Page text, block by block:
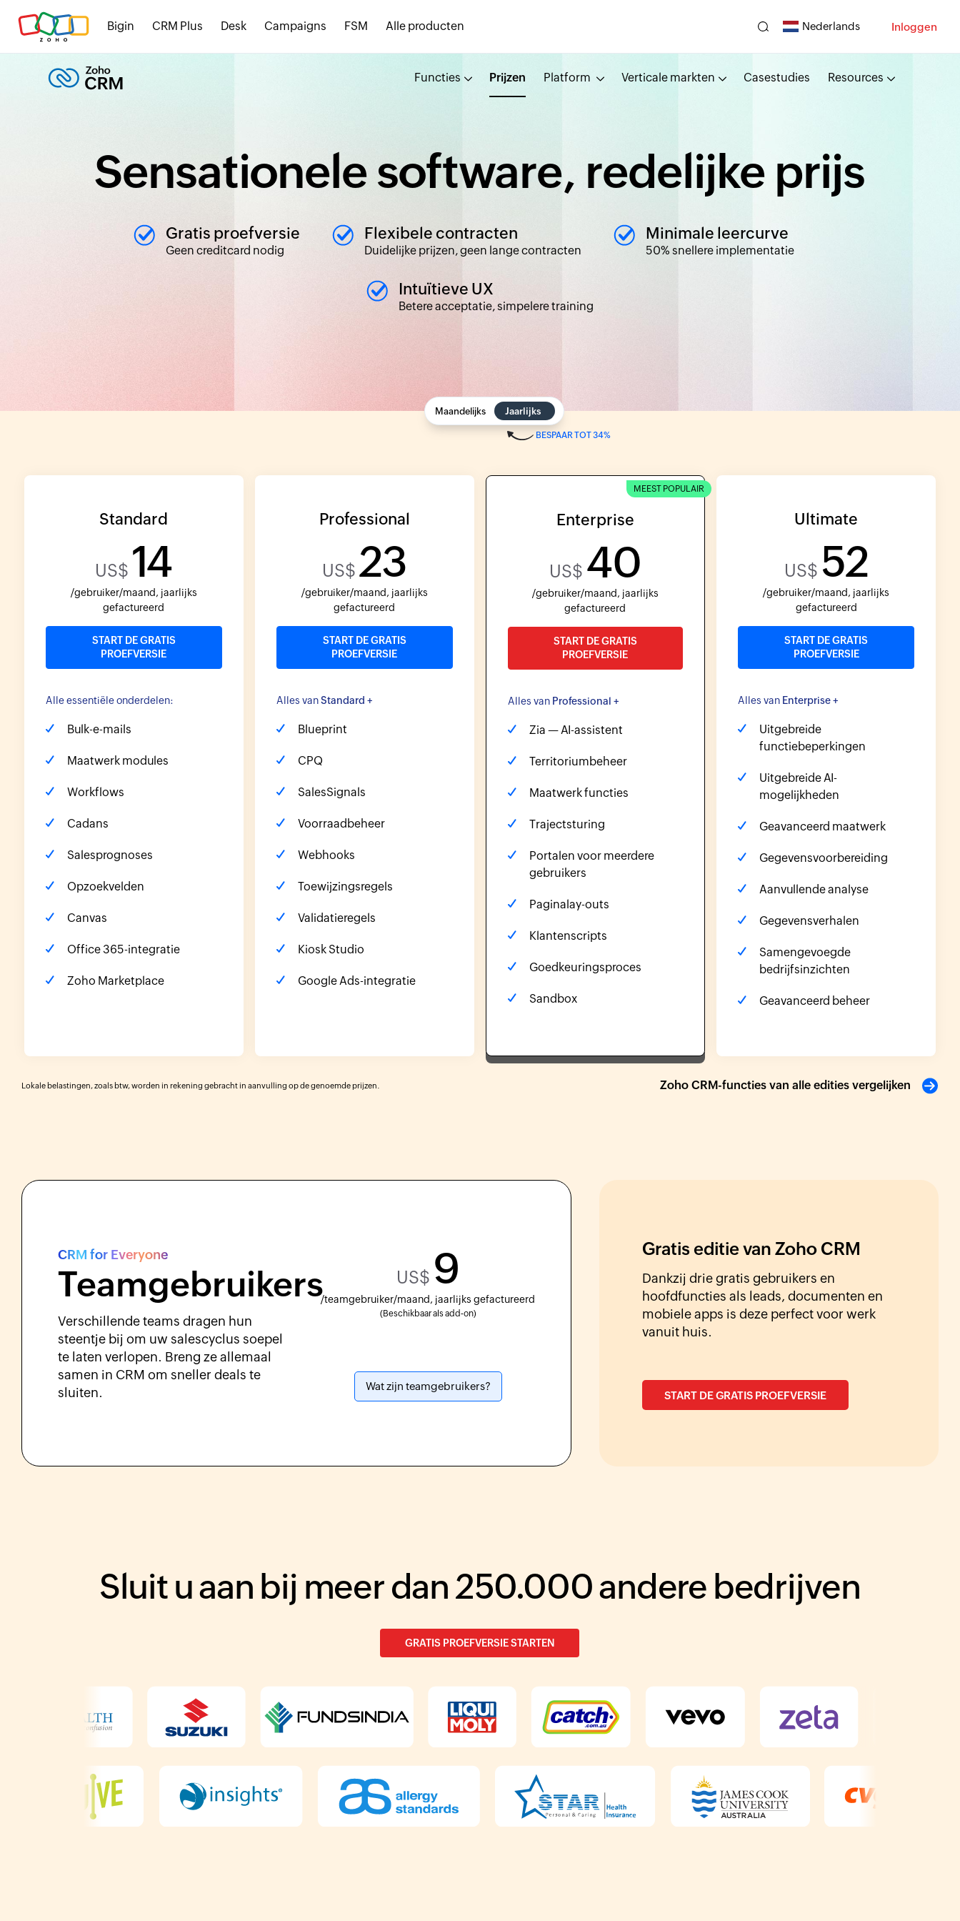
Bigin CRM Plus Desk Campaigns FSM Alle producten Nederlands Inloggen
Functies Prijzen Platform Verticale markten Casestudies Resources
Sensationele software, redelijke prijs
Gratis proefversie
Geen creditcard nodig
Flexibele contracten
Duidelijke prijzen, geen lange contracten
Minimale leercurve
50% snellere implementatie
Intuïtieve UX
Betere acceptatie, simpelere training
Maandelijks Jaarlijks
BESPAAR TOT 34%
Standard
US$ 14
/gebruiker/maand, jaarlijks
gefactureerd
START DE GRATIS
PROEFVERSIE
Alle essentiële onderdelen:
Bulk-e-mails
Maatwerk modules
Workflows
Cadans
Salesprognoses
Opzoekvelden
Canvas
Office 365-integratie
Zoho Marketplace
Professional
US$ 23
/gebruiker/maand, jaarlijks
gefactureerd
START DE GRATIS
PROEFVERSIE
Alles vanStandard +
Blueprint
CPQ
SalesSignals
Voorraadbeheer
Webhooks
Toewijzingsregels
Validatieregels
Kiosk Studio
Google Ads-integratie
MEEST POPULAIR
Enterprise
US$ 40
/gebruiker/maand, jaarlijks
gefactureerd
START DE GRATIS
PROEFVERSIE
Alles van Professional +
Zia — AI-assistent
Territoriumbeheer
Maatwerk functies
Trajectsturing
Portalen voor meerdere
gebruikers
Paginalay-outs
Klantenscripts
Goedkeuringsproces
Sandbox
Ultimate
US$ 52
/gebruiker/maand, jaarlijks
gefactureerd
START DE GRATIS
PROEFVERSIE
Alles van Enterprise +
Uitgebreide
functiebeperkingen
Uitgebreide AI-
mogelijkheden
Geavanceerd maatwerk
Gegevensvoorbereiding
Aanvullende analyse
Gegevensverhalen
Samengevoegde
bedrijfsinzichten
Geavanceerd beheer
Lokale belastingen, zoals btw, worden in rekening gebracht in aanvulling op de genoemde prijzen. Zoho CRM-functies van alle edities vergelijken
CRM for Everyone
Teamgebruikers
Verschillende teams dragen hun
steentje bij om uw salescyclus soepel
te laten verlopen. Breng ze allemaal
samen in CRM om sneller deals te
sluiten.
US$ 9
/teamgebruiker/maand, jaarlijks gefactureerd
(Beschikbaar als add-on)
Wat zijn teamgebruikers?
Gratis editie van Zoho CRM
Dankzij drie gratis gebruikers en
hoofdfuncties als leads, documenten en
mobiele apps is deze perfect voor werk
vanuit huis.
START DE GRATIS PROEFVERSIE
Sluit u aan bij meer dan 250.000 andere bedrijven
GRATIS PROEFVERSIE STARTEN